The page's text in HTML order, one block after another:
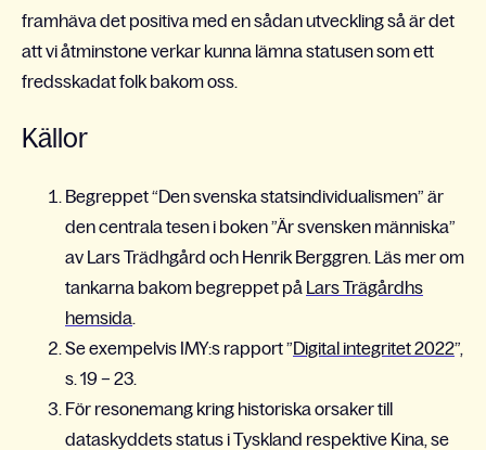
framhäva det positiva med en sådan utveckling så är det
att vi åtminstone verkar kunna lämna statusen som ett
fredsskadat folk bakom oss.
Källor
Begreppet “Den svenska statsindividualismen” är
den centrala tesen i boken ”Är svensken människa”
av Lars Trädhgård och Henrik Berggren. Läs mer om
tankarna bakom begreppet på Lars Trägårdhs
hemsida.
Se exempelvis IMY:s rapport ”Digital integritet 2022”,
s. 19 – 23.
För resonemang kring historiska orsaker till
dataskyddets status i Tyskland respektive Kina, se